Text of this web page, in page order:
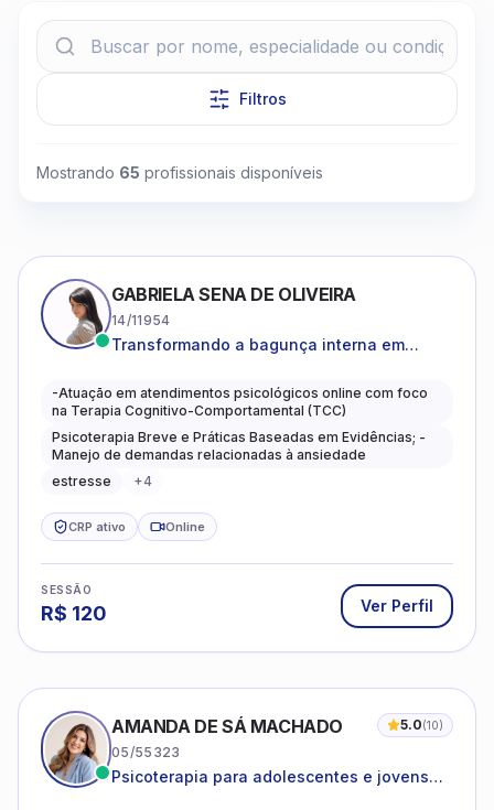
Filtros
Mostrando 65 profissionais disponíveis
GABRIELA SENA DE OLIVEIRA
14/11954
Transformando a bagunça interna em
caminhos mais gentis para se viver.
-Atuação em atendimentos psicológicos online com foco
na Terapia Cognitivo-Comportamental (TCC)
Psicoterapia Breve e Práticas Baseadas em Evidências; -
Manejo de demandas relacionadas à ansiedade
estresse
+4
CRP ativo Online
SESSÃO
R$ 120 Ver Perfil
AMANDA DE SÁ MACHADO 5.0(10)
05/55323
Psicoterapia para adolescentes e jovens